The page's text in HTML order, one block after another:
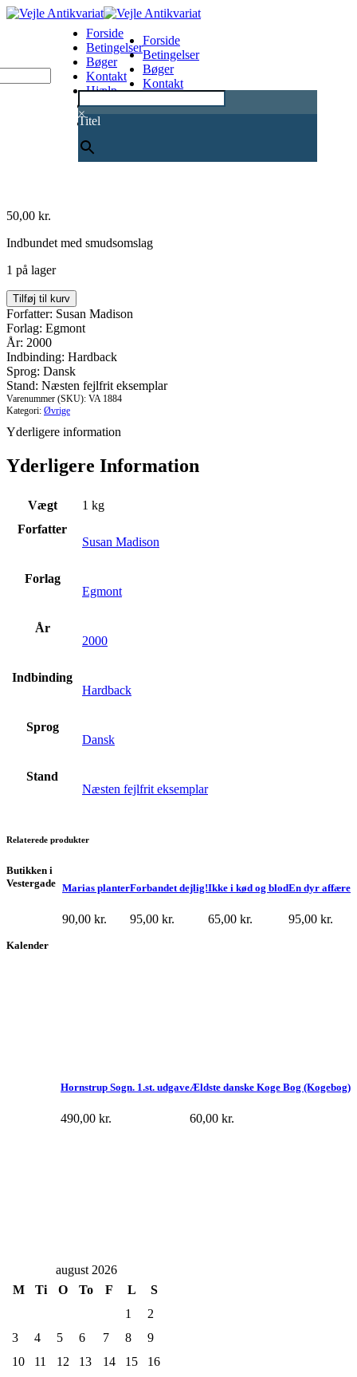
×
Titel
Forside
Betingelser
Bøger
Kontakt
Hjælp
0
Forside
Betingelser
Bøger
Kontakt
50,00 kr.
Indbundet med smudsomslag
1 på lager
Håbets
farve
antal
Tilføj til kurv
Forfatter: Susan Madison
Forlag: Egmont
År: 2000
Indbinding: Hardback
Sprog: Dansk
Stand: Næsten fejlfrit eksemplar
Varenummer (SKU): VA 1884
Kategori: Øvrige
Yderligere information
Yderligere Information
Vægt
1 kg
Forfatter
Susan Madison
Forlag
Egmont
År
2000
Indbinding
Hardback
Sprog
Dansk
Stand
Næsten fejlfrit eksemplar
Relaterede produkter
En dyr affære
95,00 kr.
Ikke i kød og blod
65,00 kr.
Forbandet dejlig!
95,00 kr.
Marias planter
90,00 kr.
Ældste danske Koge Bog (Kogebog)
60,00 kr.
Hornstrup Sogn. 1.st. udgave
490,00 kr.
Butikken i
Vestergade
Kalender
august 2026
M
Ti O To F L
S
1
2
3
4 5 6 7 8
9
10
11 12 13 14 15
16